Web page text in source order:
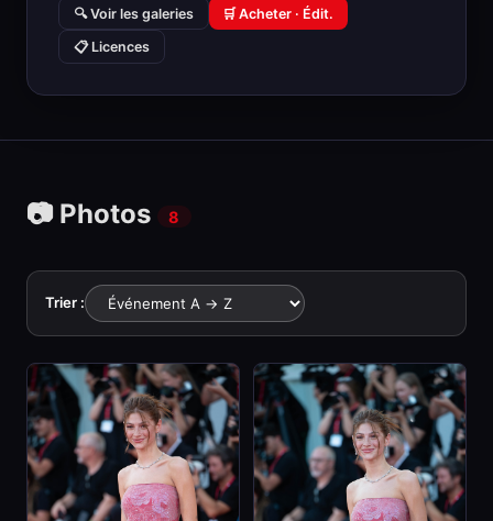
🔍 Voir les galeries 🛒 Acheter · Édit.
📋 Licences
📷 Photos 8
Trier :